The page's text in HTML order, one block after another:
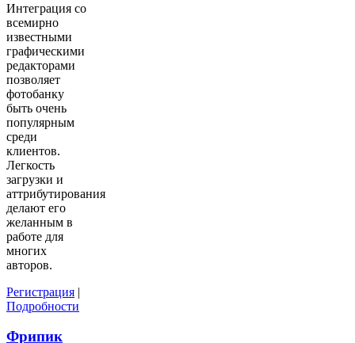
Интеграция со
всемирно
известными
графическими
редакторами
позволяет
фотобанку
быть очень
популярным
среди
клиентов.
Легкость
загрузки и
аттрибутирования
делают его
желанным в
работе для
многих
авторов.
Регистрация |
Подробности
Фрипик